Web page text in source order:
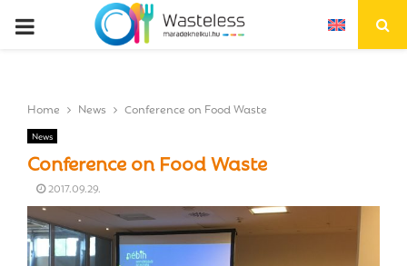
P
M
A
Home News Conference on Food Waste
News
Conference on Food Waste
2017.09.29.